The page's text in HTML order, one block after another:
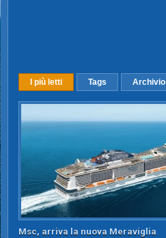
I più letti Tags Archivio
Msc, arriva la nuova Meraviglia